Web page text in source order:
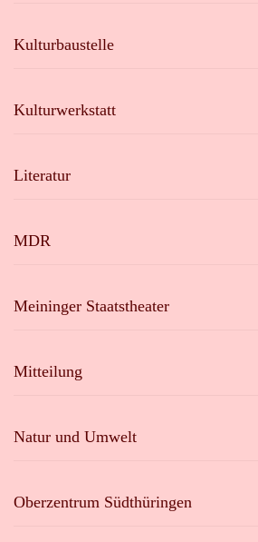
Kulturbaustelle
Kulturwerkstatt
Literatur
MDR
Meininger Staatstheater
Mitteilung
Natur und Umwelt
Oberzentrum Südthüringen